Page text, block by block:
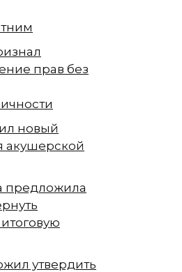
прав без
новый
акушерской
предложила
утвердить